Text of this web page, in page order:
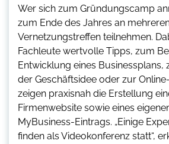
Wer sich zum Gründungscamp
zum Ende des Jahres an
Vernetzungstreffen teilnehmen.
Fachleute wertvolle Tipps, zum
Entwicklung eines Businessplans,
der Geschäftsidee oder zur
zeigen praxisnah die Erstellung
Firmenwebsite sowie eines
MyBusiness-Eintrags. „Einige
finden als Videokonferenz statt“,